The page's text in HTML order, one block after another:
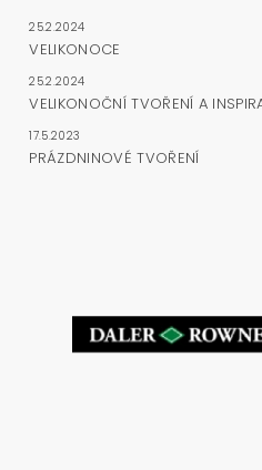
25.2.2024
VELIKONOCE
25.2.2024
VELIKONOČNÍ TVOŘENÍ A
17.5.2023
PRÁZDNINOVÉ TVOŘENÍ